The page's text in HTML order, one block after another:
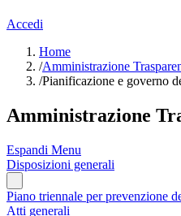
Accedi
Home
/Amministrazione
/Pianificazione e governo
Amministrazione
Espandi Menu
Disposizioni generali
Piano triennale per prevenzione
Atti generali